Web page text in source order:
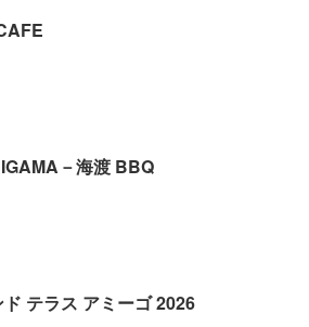
－海渡 BBQ
テラス アミーゴ 2026